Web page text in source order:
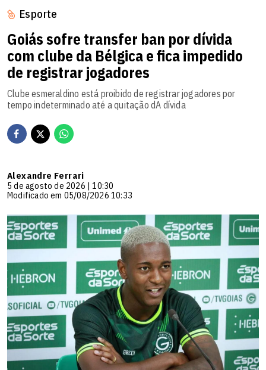
Esporte
Goiás sofre transfer ban por dívida
com clube da Bélgica e fica impedido
de registrar jogadores
Clube esmeraldino está proibido de registrar jogadores por
tempo indeterminado até a quitação dA dívida
Alexandre Ferrari
5 de agosto de 2026 | 10:30
Modificado em 05/08/2026 10:33